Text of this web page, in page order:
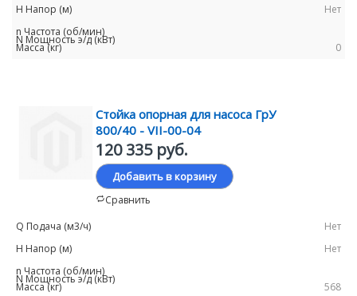
Нет
0
Стойка опорная для насоса ГрУ
800/40 - VII-00-04
120 335 руб.
Добавить в корзину
Сравнить
Нет
Нет
568